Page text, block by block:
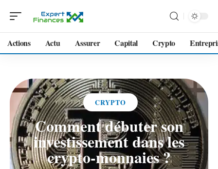
Actions Actu Assurer Capital Crypto
CRYPTO
Comment débuter son
investissement dans les
crypto-monnaies ?